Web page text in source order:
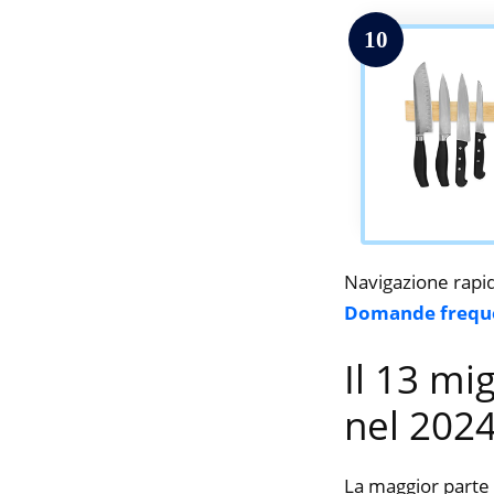
10
Navigazione
Domande
Il 13
nel
La maggior